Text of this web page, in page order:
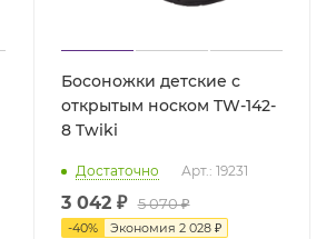
Босоножки детские с
открытым носком TW-142-
8 Twiki
Достаточно Арт.: 19231
3 042 ₽ 5 070 ₽
-40% Экономия 2 028 ₽